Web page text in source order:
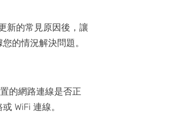
新的常見原因後，讓
的情況解決問題。
的網路連線是否正
WiFi 連線。